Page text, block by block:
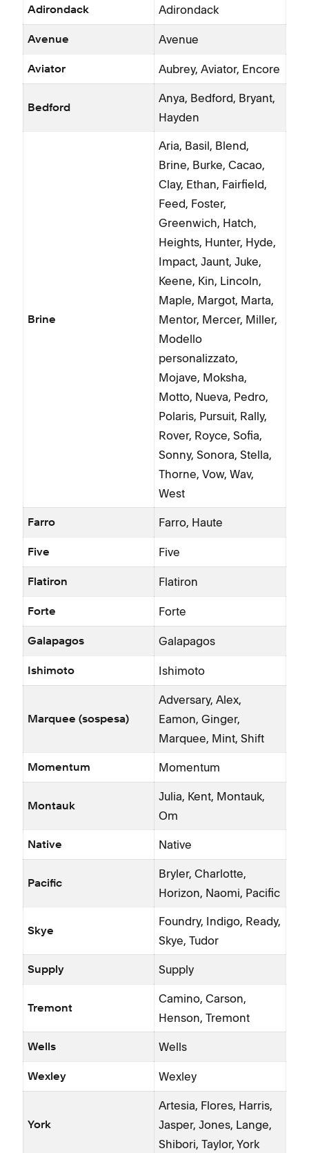
Adirondack Adirondack
Avenue Avenue
Aviator Aubrey, Aviator, Encore
Bedford
Anya, Bedford, Bryant,
Hayden
Brine
Aria, Basil, Blend,
Brine, Burke, Cacao,
Clay, Ethan, Fairfield,
Feed, Foster,
Greenwich, Hatch,
Heights, Hunter, Hyde,
Impact, Jaunt, Juke,
Keene, Kin, Lincoln,
Maple, Margot, Marta,
Mentor, Mercer, Miller,
Modello
personalizzato,
Mojave, Moksha,
Motto, Nueva, Pedro,
Polaris, Pursuit, Rally,
Rover, Royce, Sofia,
Sonny, Sonora, Stella,
Thorne, Vow, Wav,
West
Farro Farro, Haute
Five Five
Flatiron Flatiron
Forte Forte
Galapagos Galapagos
Ishimoto Ishimoto
Marquee (sospesa)
Adversary, Alex,
Eamon, Ginger,
Marquee, Mint, Shift
Momentum Momentum
Montauk
Julia, Kent, Montauk,
Om
Native Native
Pacific
Bryler, Charlotte,
Horizon, Naomi, Pacific
Skye
Foundry, Indigo, Ready,
Skye, Tudor
Supply Supply
Tremont
Camino, Carson,
Henson, Tremont
Wells Wells
Wexley Wexley
York
Artesia, Flores, Harris,
Jasper, Jones, Lange,
Shibori, Taylor, York